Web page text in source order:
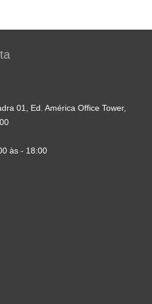
01, Ed. América Office Tower,
às - 18:00